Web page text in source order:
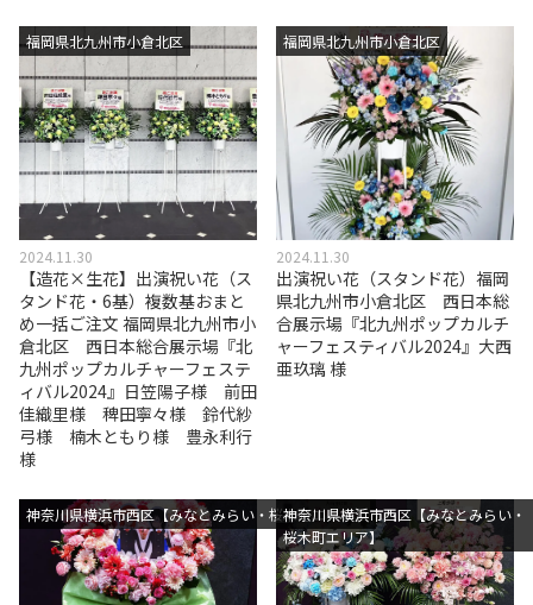
福岡県北九州市小倉北区
2024.11.30
【造花×生花】出演祝い花（ス
タンド花・6基）複数基おまと
め一括ご注文 福岡県北九州市小
倉北区 西日本総合展示場『北
九州ポップカルチャーフェステ
ィバル2024』日笠陽子様 前田
佳織里様 稗田寧々様 鈴代紗
弓様 楠木ともり様 豊永利行
様
福岡県北九州市小倉北区
2024.11.30
出演祝い花（スタンド花）福岡
県北九州市小倉北区 西日本総
合展示場『北九州ポップカルチ
ャーフェスティバル2024』大西
亜玖璃 様
神奈川県横浜市西区【みなとみらい・桜木町エリア】神奈川県横浜市西区【みなとみらい・
桜木町エリア】